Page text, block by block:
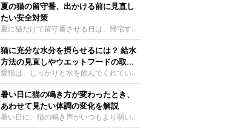
夏の猫の留守番、出かける前に見直し
たい安全対策
夏に猫だけで留守番させる日は、帰宅する
まで部屋が暑くなりすぎないか、水は足り
るかと気になる飼い主さんもいるでしょ
う。家の中なら安全と思っていても、日中
は室温が急に上がることがあります。留守
中の暑さから猫を守るために準備したいこ
とや、帰宅後に見たいサインなどについ
て、ねこのきもち獣医師相談室の岡本りさ
先生に伺いました。 留守中は室温が急に
猫に充分な水分を摂らせるには？ 給水
方法の見直しやウエットフードの取り
入れ方を解説
愛猫は、しっかりと水を飲んでくれていま
すか？ 夏場はエアコンで室内が涼しいこ
ともあり、猫があまり水を飲まないこと
も。積極的に水分を摂らせるためには、給
水方法を見直したり、フードから水分を摂
暑い日に猫の鳴き方が変わったとき、
あわせて見たい体調の変化を解説
暑い日に、猫の鳴き声がいつもより弱い、